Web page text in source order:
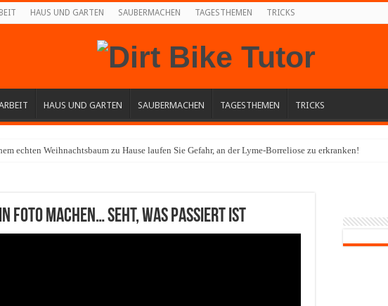
HAUS UND GARTEN SAUBERMACHEN TAGESTHEMEN TRICKS
HAUS UND GARTEN SAUBERMACHEN TAGESTHEMEN TRICKS
echten Weihnachtsbaum zu Hause laufen Sie Gefahr, an der Lyme-Borreliose zu erkranken!
Foto machen… Seht, was passiert ist